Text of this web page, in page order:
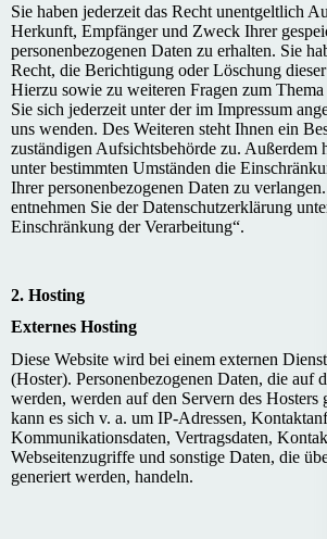
Sie haben jederzeit das Recht unentgeltlich
Herkunft, Empfänger und Zweck Ihrer
personenbezogenen Daten zu erhalten. Sie
Recht, die Berichtigung oder Löschung
Hierzu sowie zu weiteren Fragen zum
Sie sich jederzeit unter der im Impressum
uns wenden. Des Weiteren steht Ihnen ein
zuständigen Aufsichtsbehörde zu. Außerdem
unter bestimmten Umständen die
Ihrer personenbezogenen Daten zu
entnehmen Sie der Datenschutzerklärung
Einschränkung der Verarbeitung“.
2. Hosting
Externes Hosting
Diese Website wird bei einem externen
(Hoster). Personenbezogenen Daten, die auf
werden, werden auf den Servern des Hosters
kann es sich v. a. um IP-Adressen,
Kommunikationsdaten, Vertragsdaten,
Webseitenzugriffe und sonstige Daten, die
generiert werden, handeln.